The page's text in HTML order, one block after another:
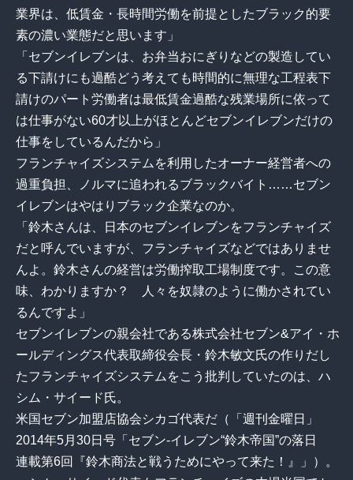
業界は、低賃金・長時間労働を前提としたブラック的要
素の濃い業態だと思います」
「セブンイレブンは、お弁当おにぎりなどの製造してい
る下請けにも過酷どう考えても時間的に無理な工程表下
請けのパート労働者は最低賃金過酷な残業場所に依って
は仕事がない60才以上がほとんどセブンイレブンだけの
仕事をしているんだから」
フランチャイズシステムを利用したオーナー経営者への
過重負担、ノルマに追われるブラックバイト……セブン
イレブンはやはりブラック企業なのか。
「鈴木さんは、日本のセブンイレブンをフランチャイズ
だと呼んでいますが、フランチャイズなどではありませ
んよ。鈴木さんの経営は労働搾取工場制度です。この意
味、わかりますか？ 人々を奴隷のように働かされてい
るんですよ」
セブンイレブンの親会社である株式会社セブン&アイ・ホ
ールディングス代表取締役会長・鈴木敏文氏の作りだし
たフランチャイズシステムをこう批判していたのは、ハ
シム・サイード氏。
米国セブン加盟店協会シカゴ代表だ（「週刊金曜日」
2014年5月30日号「セブン‐イレブン“鈴木帝国”の落日
連載第6回『鈴木商法と戦うためにやって来た！』」）。